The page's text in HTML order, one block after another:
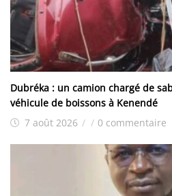
Dubréka : un camion chargé de
véhicule de boissons à Kenendé
7 août 2026 / / 0 commentaire